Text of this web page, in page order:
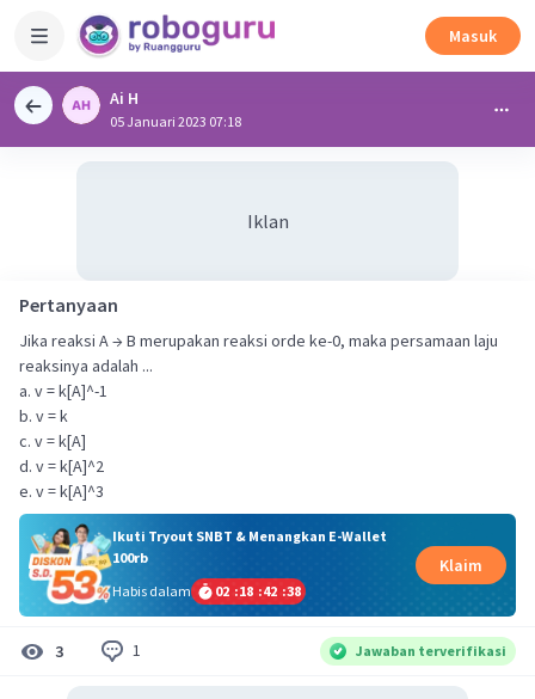
Masuk
Ai H
05 Januari 2023 07:18
Iklan
Pertanyaan
Jika reaksi A → B merupakan reaksi orde ke-0, maka persamaan laju
reaksinya adalah ...
a. v = k[A]^-1
b. v = k
c. v = k[A]
d. v = k[A]^2
e. v = k[A]^3
Ikuti Tryout SNBT & Menangkan E-Wallet
100rb
Habis dalam
02 :18 :42 :37
Klaim
3 1 Jawaban terverifikasi